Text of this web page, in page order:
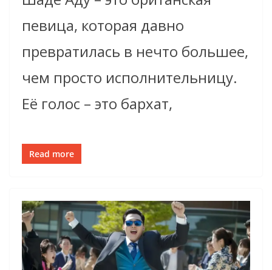
певица, которая давно
превратилась в нечто большее,
чем просто исполнительницу.
Её голос – это бархат,
Read more